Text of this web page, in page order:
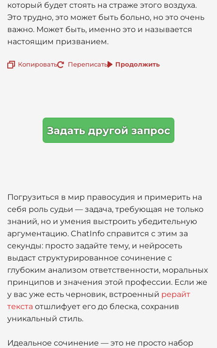
который будет стоять на страже этого воздуха.
Это трудно, это может быть больно, но это очень
важно. Может быть, именно это и называется
настоящим призванием.
Копировать Переписать Продолжить
Задать другой запрос
Погрузиться в мир правосудия и примерить на
себя роль судьи — задача, требующая не только
знаний, но и умения выстроить убедительную
аргументацию. ChatInfo справится с этим за
секунды: просто задайте тему, и нейросеть
выдаст структурированное сочинение с
глубоким анализом ответственности, моральных
принципов и значения этой профессии. Если же
у вас уже есть черновик, встроенный рерайт
текста отшлифует его до блеска, сохранив
уникальный стиль.
Идеальное сочинение — это не просто набор